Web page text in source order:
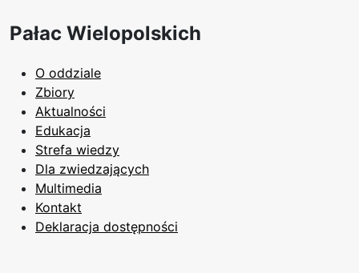
Pałac Wielopolskich
O oddziale
Zbiory
Aktualności
Edukacja
Strefa wiedzy
Dla zwiedzających
Multimedia
Kontakt
Deklaracja dostępności